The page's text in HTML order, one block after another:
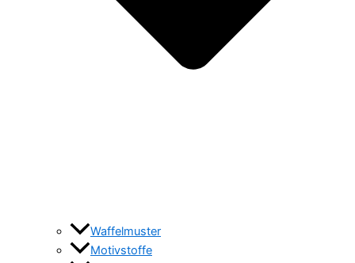
Waffelmuster
Motivstoffe